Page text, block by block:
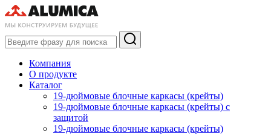
Компания
О продукте
Каталог
19-дюймовые блочные каркасы (крейты)
19-дюймовые блочные каркасы (крейты) с
защитой
19-дюймовые блочные каркасы (крейты)